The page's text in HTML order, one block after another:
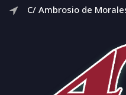
C/ Ambrosio de